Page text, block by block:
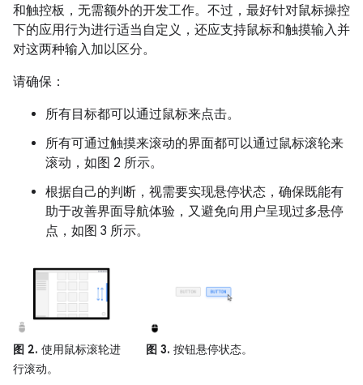
和触控板，无需额外的开发工作。不过，最好针对鼠标操控
下的应用行为进行适当自定义，还应支持鼠标和触摸输入并
对这两种输入加以区分。
请确保：
所有目标都可以通过鼠标来点击。
所有可通过触摸来滚动的界面都可以通过鼠标滚轮来
滚动，如图 2 所示。
根据自己的判断，视需要实现悬停状态，确保既能有
助于改善界面导航体验，又避免向用户呈现过多悬停
点，如图 3 所示。
图 2. 使用鼠标滚轮进
行滚动。
图 3. 按钮悬停状态。